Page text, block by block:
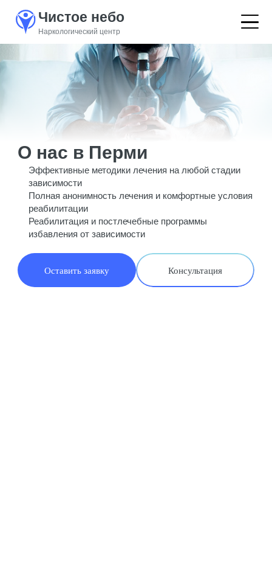
Чистое небо
Наркологический центр
О нас в Перми
Эффективные методики лечения на любой стадии
зависимости
Полная анонимность лечения и комфортные условия
реабилитации
Реабилитация и постлечебные программы
избавления от зависимости
Оставить заявку Консультация